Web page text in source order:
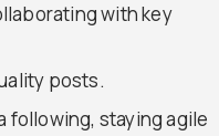
with key
posts.
following, staying agile